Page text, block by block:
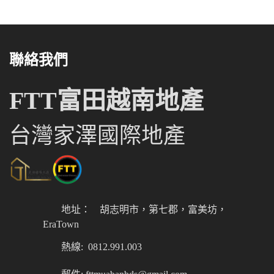
聯絡我們
FTT富田越南地產
台灣家澤國際地產
地址：
胡志明市，第七郡，富美坊，
EraTown
熱線: 0812.991.003